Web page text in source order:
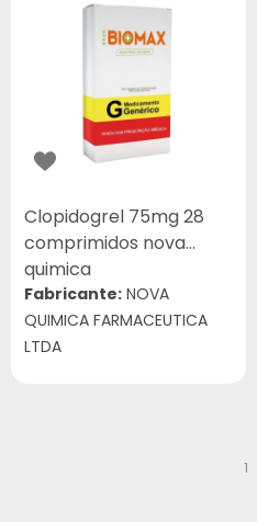
Clopidogrel 75mg 28
comprimidos nova
quimica
Fabricante: NOVA
QUIMICA FARMACEUTICA
LTDA
1